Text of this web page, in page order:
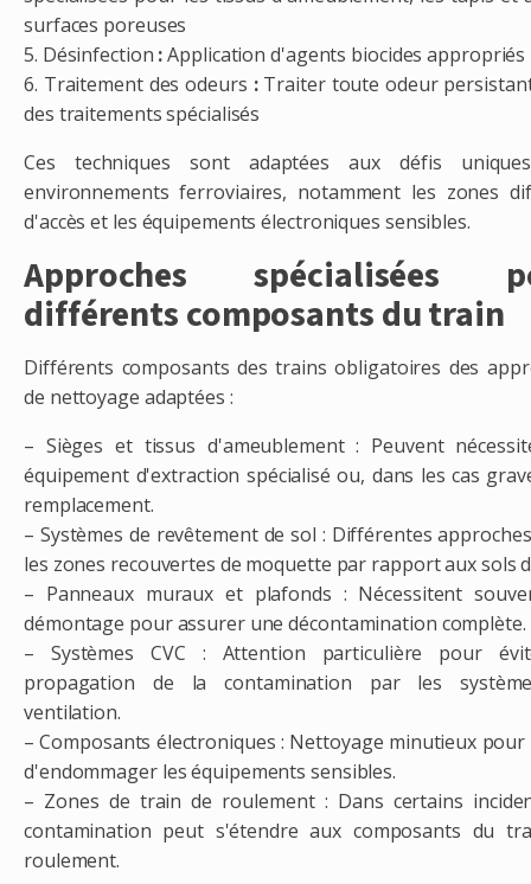
surfaces poreuses
5. Désinfection :Application d'agents biocides appropriés
6. Traitement des odeurs :Traiter toute odeur
des traitements spécialisés
Ces techniques sont adaptées aux défis
environnements ferroviaires, notamment les zones
d'accès et les équipements électroniques sensibles.
Approches spécialisées
différents composants du train
Différents composants des trains obligatoires des
de nettoyage adaptées :
– Sièges et tissus d'ameublement : Peuvent
équipement d'extraction spécialisé ou, dans les cas
remplacement.
– Systèmes de revêtement de sol : Différentes
les zones recouvertes de moquette par rapport aux sols
– Panneaux muraux et plafonds : Nécessitent
démontage pour assurer une décontamination complète.
– Systèmes CVC : Attention particulière pour
propagation de la contamination par les
ventilation.
– Composants électroniques : Nettoyage minutieux
d'endommager les équipements sensibles.
– Zones de train de roulement : Dans certains
contamination peut s'étendre aux composants du
roulement.